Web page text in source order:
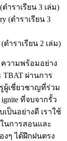
(ตำราเรียน 3 เล่ม)
(ตำราเรียน 3
(ตำราเรียน 2 เล่ม)
ความพร้อมอย่าง
ผ่านการ
ผู้เชี่ยวชาญที่ร่วม
ที่จบจากรั้ว
ป็นอย่างดี เราใช้
นการสอนและ
งๆ ได้ฝึกฝนตรง